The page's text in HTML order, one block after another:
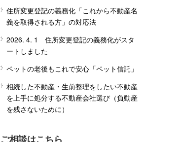
住所変更登記の義務化「これから不動産名
義を取得される方」の対応法
2026. 4. 1 住所変更登記の義務化がスタ
ートしました
ペットの老後もこれで安心「ペット信託」
相続した不動産・生前整理をしたい不動産
を上手に処分する不動産会社選び（負動産
を残さないために）
ご相談はこちら